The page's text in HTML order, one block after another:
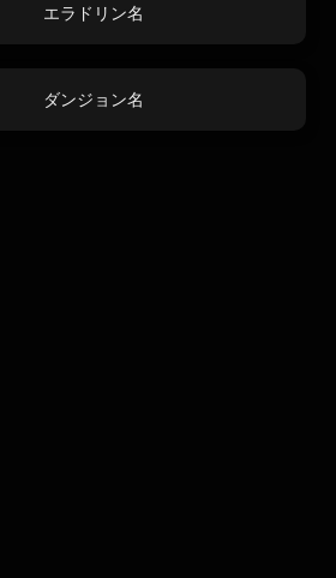
エラドリン名
ダンジョン名